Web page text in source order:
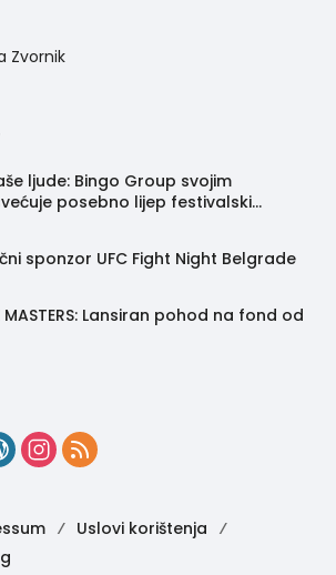
Zvornik
ljude: Bingo Group svojim
posebno lijep festivalski
sponzor UFC Fight Night Belgrade
MASTERS: Lansiran pohod na fond od
Uslovi korištenja